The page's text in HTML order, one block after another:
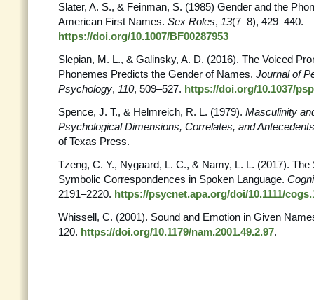
Slater, A. S., & Feinman, S. (1985) Gender and the
American First Names. Sex Roles, 13(7–8), 429–440.
https://doi.org/10.1007/BF00287953
Slepian, M. L., & Galinsky, A. D. (2016). The Voiced
Phonemes Predicts the Gender of Names. Journal of
Psychology, 110, 509–527. https://doi.org/10.1037/
Spence, J. T., & Helmreich, R. L. (1979). Masculinity
Psychological Dimensions, Correlates, and
of Texas Press.
Tzeng, C. Y., Nygaard, L. C., & Namy, L. L. (2017).
Symbolic Correspondences in Spoken Language.
2191–2220. https://psycnet.apa.org/doi/10.1111/
Whissell, C. (2001). Sound and Emotion in Given
120. https://doi.org/10.1179/nam.2001.49.2.97.